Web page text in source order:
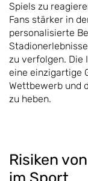
Spiels zu
Fans stärker in
personalisierte
zu verfolgen. Die
eine einzigartige
Wettbewerb und
zu heben.
Risiken